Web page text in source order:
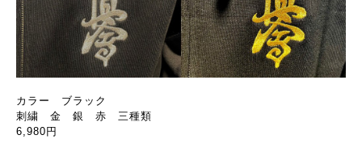
カラー ブラック
刺繍 金 銀 赤 三種類
6,980円